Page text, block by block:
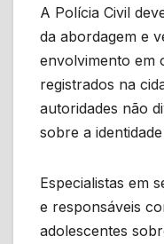
A Polícia Civil
da abordagem e
envolvimento em
registrados na
autoridades não
sobre a
Especialistas em
e responsáveis
adolescentes